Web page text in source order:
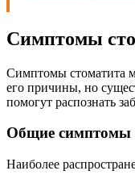
Симптомы
Симптомы стоматита
его причины, но
помогут распознать
Общие симптомы
Наиболее